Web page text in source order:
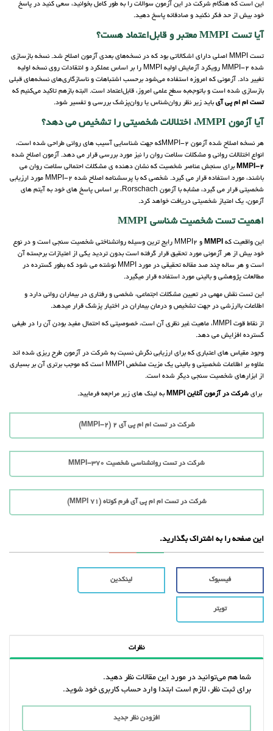
این است که هنگام شرکت در این آزمون سوالات را به طور کامل بخوانید، سعی کنید در پاسخ
خود بیش از حد فکر نکنید و صادقانه پاسخ دهید.
آیا تست MMPI معتبر و قابل‌اعتماد هست؟
تست MMPI اصلی دارای اشکالاتی بود که در نسخه‌های بعدی آزمون اصلاح شد. نسخه بازسازی
شده MMPI-2 رویکرد آزمایش اولیه MMPI را بر اساس عملکرد و انتقادات روی نسخه اولیه
تغییر داد. آزمونی که امروزه استفاده می‌شود برحسب اشتباهات و ناسازگاری‌های نسخه‌های قبلی
بازسازی شده است و باتوجه‌به سطح علمی امروز، قابل‌اعتماد است. البته بازهم تاکید می‌کنیم که
تست ام ام پی آی باید زیر نظر روان‌شناس یا روان‌پزشک بررسی و تفسیر شود.
آیا آزمون MMPI، اختلالات شخصیتی را تشخیص می دهد؟
هر نسخه اصلاح شده آزمون MMPI-2که جهت شناسایی آسیب های روانی طراحی شده است،
انواع اختلالات روانی و مشکلات سلامت روان را نیز مورد بررسی قرار می دهد. آزمون اصلاح شده
MMPI-2 برای سنجش عناصر شخصیت که نشان دهنده ی مشکلات احتمالی سلامت روان می
باشند، مورد استفاده قرار می گیرد. شخصی که با پرسشنامه اصلاح شده MMPI-2 مورد ارزیابی
شخصیتی قرار می گیرد، مشابه با آزمون Rorschach، بر اساس پاسخ های خود به آیتم های
آزمون، یک امتیاز شخصیتی دریافت خواهد کرد.
اهمیت تست شخصیت شناسی MMPI
این واقعیت که MMPI
و MMPI2 رایج ترین وسیله روانشناختی شخصیت سنجی است و در نوع
خود بیش از هر آزمونی مورد تحقیق قرار گرفته است بدون تردید یکی از امتیازات برجسته آن
است و هر ساله چند صد مقاله تحقیقی در مورد MMPI نوشته می شود که بطور گسترده در
مطالعات پژوهشی و بالینی مورد استفاده قرار میگیرد.
این تست نقش مهمی در تعیین مشکلات اجتماعی، شخصی و رفتاری در بیماران روانی دارد و
اطلاعات باارزشی در جهت تشخیص و درمان بیماران در اختیار پزشک قرار میدهد.
از نقاط قوت MMPI، ماهیت غیر نظری آن است، خصوصیتی که احتمال مفید بودن آن را در طیفی
گسترده افزایش می دهد.
وجود مقیاس های اعتباری که برای ارزیابی نگرش نسبت به شرکت در آزمون طرح ریزی شده اند
علاوه بر اطلاعات شخصیتی و بالینی یک مزیت مشخص MMPI است که موجب برتری آن بر بسیاری
از ابزارهای شخصیت سنجی دیگر شده است.
برای شرکت در آزمون آنلاین MMPI به لینک های زیر مراجعه فرمایید.
شرکت در تست ام ام پی آی 2 (MMPI-2)
شرکت در تست روانشناسی شخصیت MMPI-370
شرکت در تست ام ام پی آی فرم کوتاه (71 MMPI)
این صفحه را به اشتراک بگذارید.
فیسبوک لینکدین
تویتر
نظرات
شما هم می‌توانید در مورد این مقالات نظر دهید.
برای ثبت نظر، لازم است ابتدا وارد حساب کاربری خود شوید.
افزودن نظر جدید